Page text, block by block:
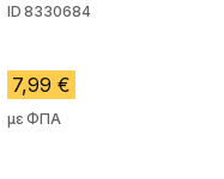
ID 8330684
7,99 €
με ΦΠΑ